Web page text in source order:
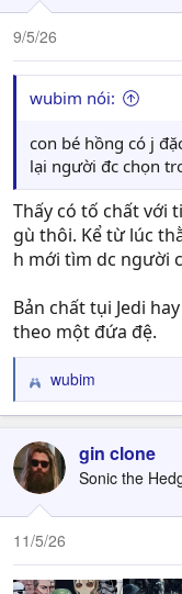
9/5/26
wubim nói:
con bé hồng có j
lại người đc chọn
Thấy có tố chất với
gù thôi. Kể từ lúc
h mới tìm dc người
Bản chất tụi Jedi
theo một đứa đệ.
R
e
c
t
i
o
n
:
wubim
gin clone
Sonic the
11/5/26